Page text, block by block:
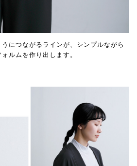
につながるラインが、シンプルながら
ルムを作り出します。